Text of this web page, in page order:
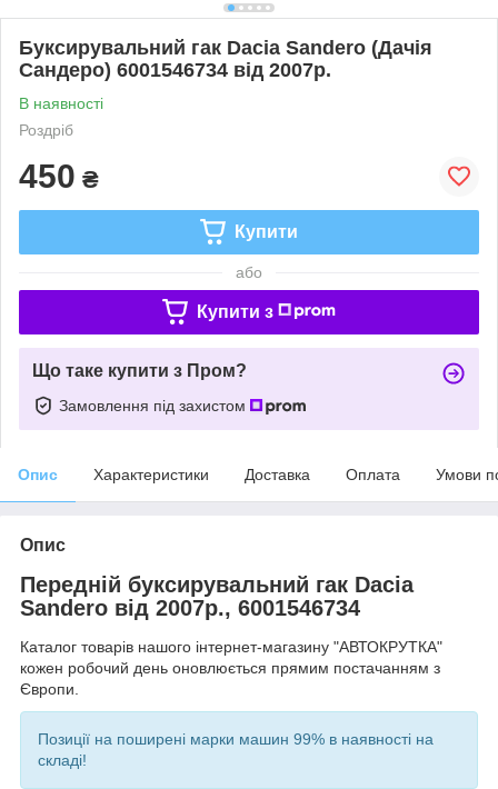
Буксирувальний гак Dacia Sandero (Дачія
Сандеро) 6001546734 від 2007р.
В наявності
Роздріб
450 ₴
Купити
або
Купити з
Що таке купити з Пром?
Замовлення під захистом
Опис Характеристики Доставка Оплата Умови
Опис
Передній буксирувальний гак Dacia
Sandero від 2007р., 6001546734
Каталог товарів нашого інтернет-магазину "АВТОКРУТКА"
кожен робочий день оновлюється прямим постачанням з
Європи.
Позиції на поширені марки машин 99% в наявності на
складі!